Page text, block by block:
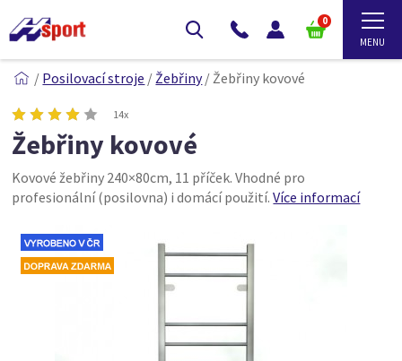
0
/ Posilovací stroje /Žebřiny/Žebřiny kovové
14x
Žebřiny kovové
Kovové žebřiny 240×80cm, 11 příček. Vhodné pro
profesionální (posilovna) i domácí použití.Více informací